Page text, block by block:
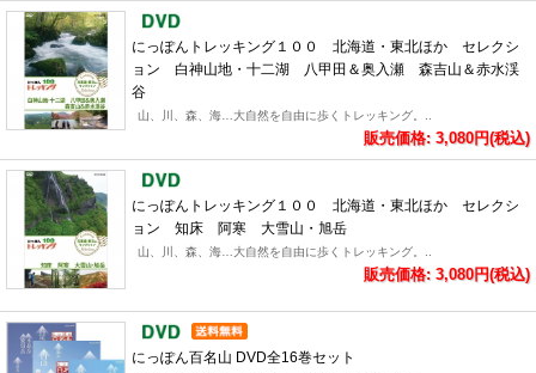
にっぽんトレッキング１００ 北海道・東北ほか セレクシ
ョン 白神山地・十二湖 八甲田＆奥入瀬 森吉山＆赤水渓
谷
山、川、森、海…大自然を自由に歩くトレッキング。..
販売価格: 3,080円(税込)
にっぽんトレッキング１００ 北海道・東北ほか セレクシ
ョン 知床 阿寒 大雪山・旭岳
山、川、森、海…大自然を自由に歩くトレッキング。..
販売価格: 3,080円(税込)
にっぽん百名山 DVD全16巻セット